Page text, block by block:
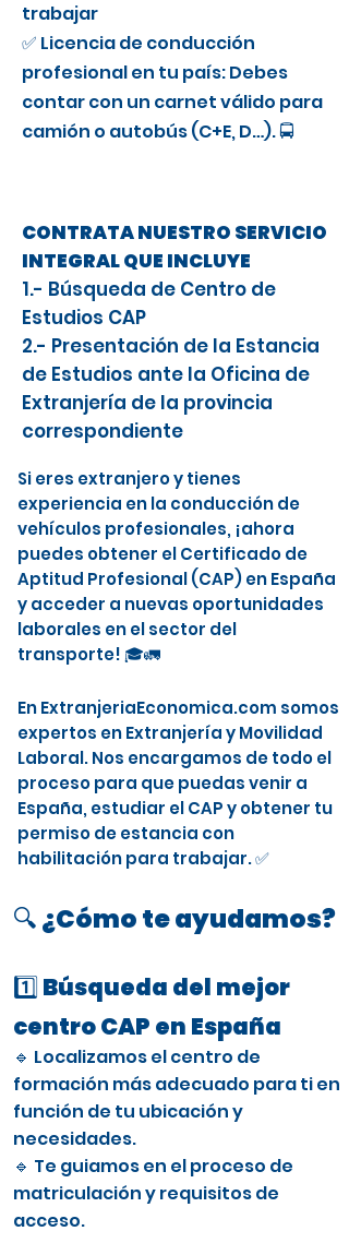
trabajar
✅ Licencia de conducción
profesional en tu país: Debes
contar con un carnet válido para
camión o autobús (C+E, D…). 🚍
CONTRATA NUESTRO SERVICIO
INTEGRAL QUE INCLUYE
1.- Búsqueda de Centro de
Estudios CAP
2.- Presentación de la Estancia
de Estudios ante la Oficina de
Extranjería de la provincia
correspondiente
Si eres extranjero y tienes
experiencia en la conducción de
vehículos profesionales, ¡ahora
puedes obtener el Certificado de
Aptitud Profesional (CAP) en España
y acceder a nuevas oportunidades
laborales en el sector del
transporte! 🎓🚛
En ExtranjeriaEconomica.com somos
expertos en Extranjería y Movilidad
Laboral. Nos encargamos de todo el
proceso para que puedas venir a
España, estudiar el CAP y obtener tu
permiso de estancia con
habilitación para trabajar. ✅
🔍 ¿Cómo te ayudamos?
1️⃣ Búsqueda del mejor
centro CAP en España
🔹 Localizamos el centro de
formación más adecuado para ti en
función de tu ubicación y
necesidades.
🔹 Te guiamos en el proceso de
matriculación y requisitos de
acceso.